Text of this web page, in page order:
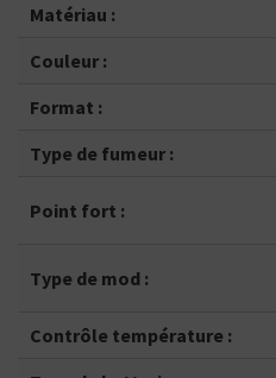
Matériau :
Couleur :
Format :
Type de fumeur :
Point fort :
Type de mod :
Contrôle température :